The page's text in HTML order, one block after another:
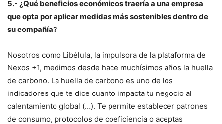
5.- ¿Qué beneficios económicos traería a una empresa
que opta por aplicar medidas más sostenibles dentro de
su compañía?
Nosotros como Libélula, la impulsora de la plataforma de
Nexos +1, medimos desde hace muchísimos años la huella
de carbono. La huella de carbono es uno de los
indicadores que te dice cuanto impacta tu negocio al
calentamiento global (…). Te permite establecer patrones
de consumo, protocolos de coeficiencia o aceptas